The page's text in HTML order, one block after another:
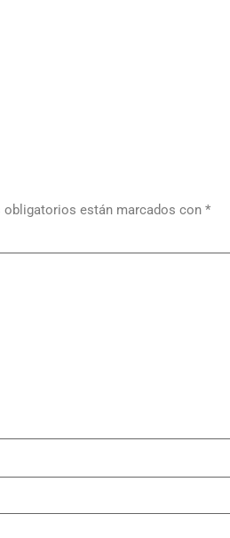
obligatorios están marcados con *